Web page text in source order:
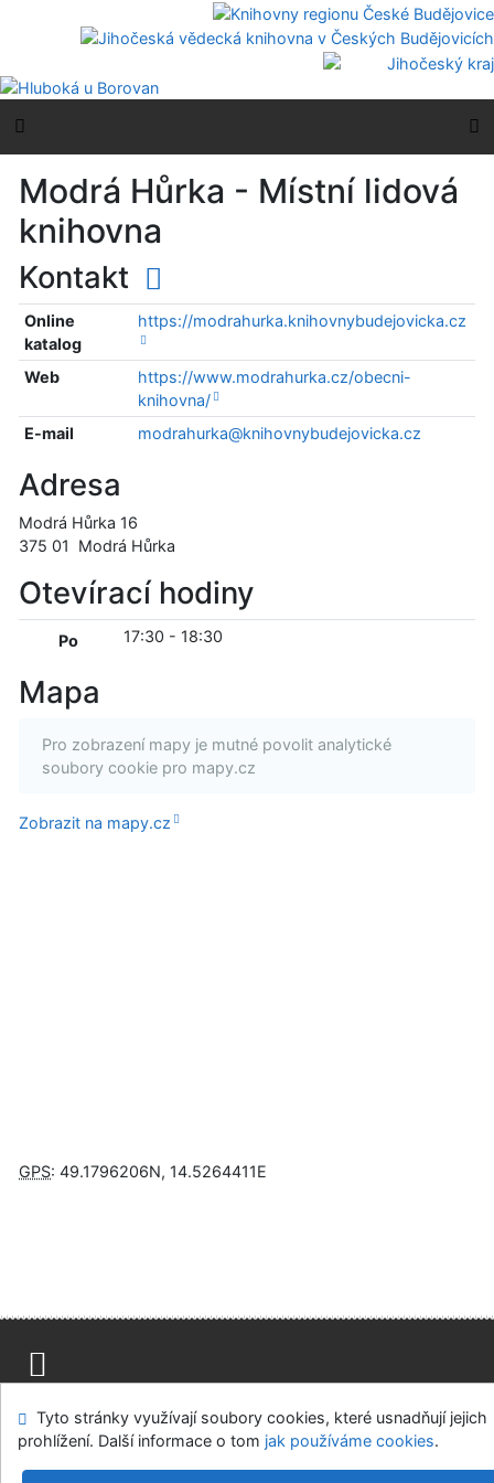
Přejít na menu
Modrá Hůrka - Místní lidová
knihovna
Kontakt
Online
katalog
https://modrahurka.knihovnybudejovicka.cz
Web
https://www.modrahurka.cz/obecni-
knihovna/
E-mail
modrahurka@knihovnybudejovicka.cz
Adresa
Modrá Hůrka 16
375 01
Modrá Hůrka
Otevírací hodiny
Po 17:30 - 18:30
Mapa
Pro zobrazení mapy je mutné povolit analytické
soubory cookie pro mapy.cz
Zobrazit na mapy.cz
GPS: 49.1796206N, 14.5264411E
Nastavení cookies
Tyto stránky využívají soubory cookies, které usnadňují jejich
prohlížení. Další informace o tom jak používáme cookies.